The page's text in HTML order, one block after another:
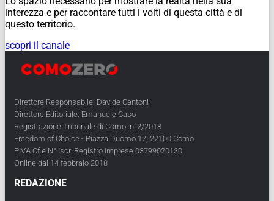
interezza e per raccontare tutti i volti di questa città e di
questo territorio.
scopri il canale
Direttore Responsabile: Davide Cantoni
Direttore Editoriale: Emanuele Caso
Registrazione Tribunale di Como: n°2/2018
Freedom of Choice - Piazza Duomo 17, 22100 Como
PIVA Cf e N° Iscr. Registro Imprese 03799020130
Online dal 14 febbraio 2018
REDAZIONE